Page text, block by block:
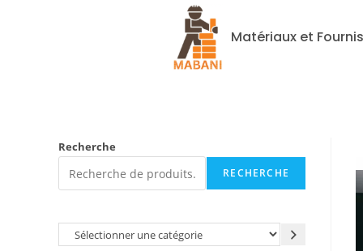
Matériaux et
Recherche
RECHERCHE